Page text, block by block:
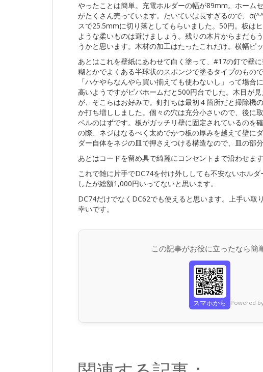
やったことは簡単。充電ホルダーの幅が89mm。ホーム
がたくさん売っています。たいていは長すぎるので、
スで25.5mmに切り落としてもらいました。50円。板は
ような柔いものは避けましょう。残りの木片からまだも
うかと思います。木材の加工はたったこれだけ。横幅ピ
あとはこれを壁紙にあわせて白く塗って、#17の釘で壁
糊とかでよくある半球状のスポンジで塗るタイプのもの
「ハケやらなんやら買い揃えても使わないし」って場
高いようですがビバホームだと500円台でした。木目が
が、そこらはお好みで。釘打ちは最初４箇所だと掃除機
か打ち増ししました。個々の穴は充分小さいので、後に
ベルのはずです。板がガッチリ壁に固定されているのを
の際、ネジはなるべく太めでかつ板の厚みを越えて壁に
ダー自体をネジの皿で押さえつける構造なので、皿の部
あとはコードを留め具で綺麗にコンセントまで沿わせます
これで雑に片手でDC74を付け外ししても不安ないホル
したが総額1,000円いってないと思います。
DC74だけでなくDC62でも使えると思います。上手い取
幸いです。
この記事がお役に立ったなら簡
スマホから Powered